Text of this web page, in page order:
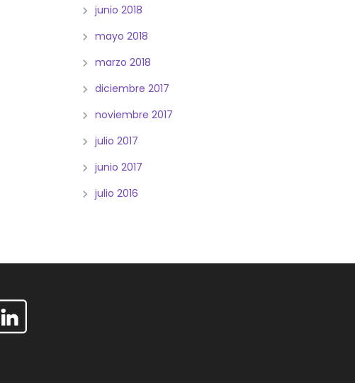
junio 2018
mayo 2018
marzo 2018
diciembre 2017
noviembre 2017
julio 2017
junio 2017
julio 2016